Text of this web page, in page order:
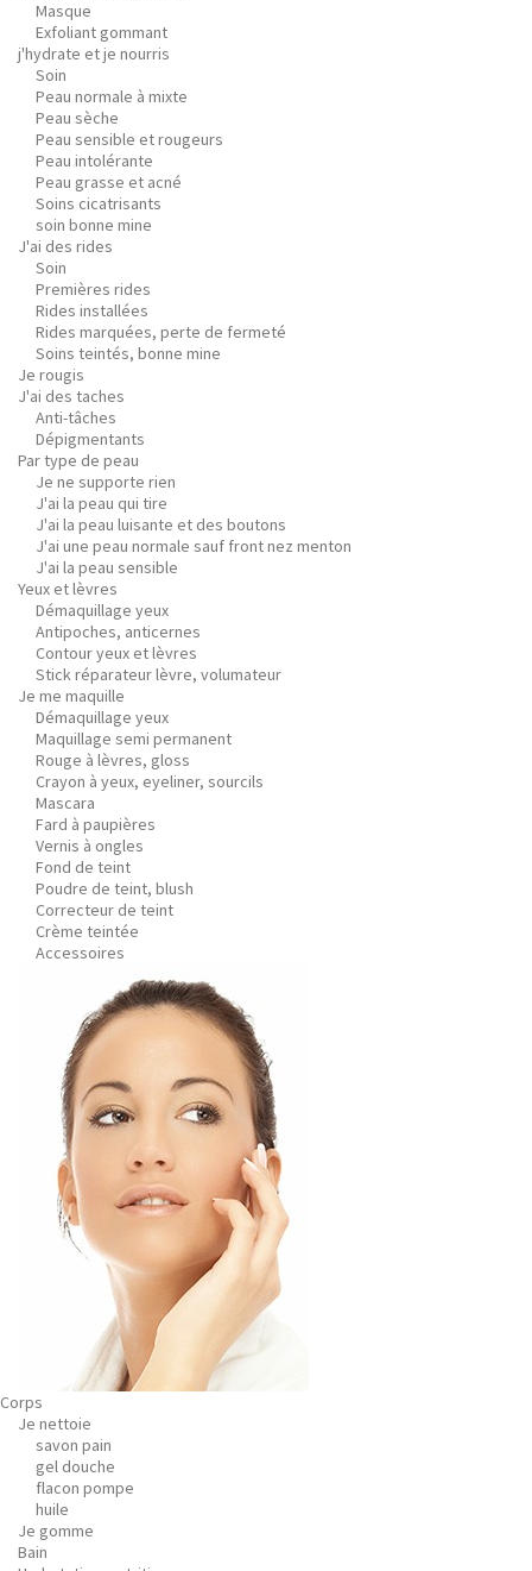
Masque
Exfoliant gommant
j'hydrate et je nourris
Soin
Peau normale à mixte
Peau sèche
Peau sensible et rougeurs
Peau intolérante
Peau grasse et acné
Soins cicatrisants
soin bonne mine
J'ai des rides
Soin
Premières rides
Rides installées
Rides marquées, perte de fermeté
Soins teintés, bonne mine
Je rougis
J'ai des taches
Anti-tâches
Dépigmentants
Par type de peau
Je ne supporte rien
J'ai la peau qui tire
J'ai la peau luisante et des boutons
J'ai une peau normale sauf front nez menton
J'ai la peau sensible
Yeux et lèvres
Démaquillage yeux
Antipoches, anticernes
Contour yeux et lèvres
Stick réparateur lèvre, volumateur
Je me maquille
Démaquillage yeux
Maquillage semi permanent
Rouge à lèvres, gloss
Crayon à yeux, eyeliner, sourcils
Mascara
Fard à paupières
Vernis à ongles
Fond de teint
Poudre de teint, blush
Correcteur de teint
Crème teintée
Accessoires
Corps
Je nettoie
savon pain
gel douche
flacon pompe
huile
Je gomme
Bain